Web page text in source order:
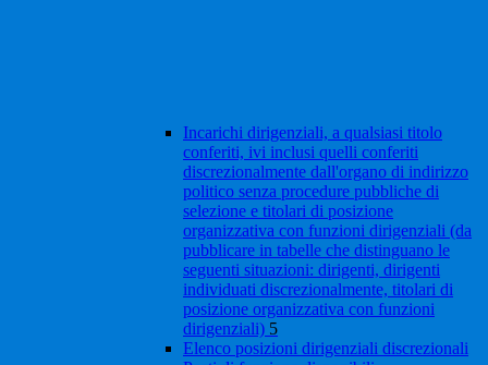
Incarichi dirigenziali, a qualsiasi titolo
conferiti, ivi inclusi quelli conferiti
discrezionalmente dall'organo di indirizzo
politico senza procedure pubbliche di
selezione e titolari di posizione
organizzativa con funzioni dirigenziali (da
pubblicare in tabelle che distinguano le
seguenti situazioni: dirigenti, dirigenti
individuati discrezionalmente, titolari di
posizione organizzativa con funzioni
dirigenziali) 5
Elenco posizioni dirigenziali discrezionali